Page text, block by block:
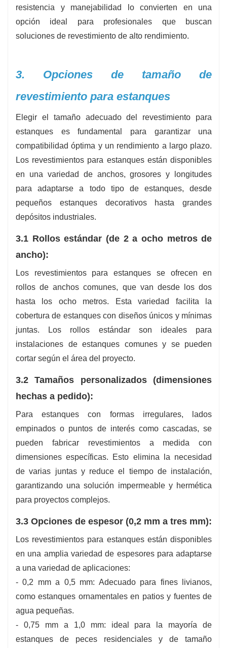
resistencia y manejabilidad lo convierten en una
opción ideal para profesionales que buscan
soluciones de revestimiento de alto rendimiento.
3. Opciones de tamaño de
revestimiento para estanques
Elegir el tamaño adecuado del revestimiento para
estanques es fundamental para garantizar una
compatibilidad óptima y un rendimiento a largo plazo.
Los revestimientos para estanques están disponibles
en una variedad de anchos, grosores y longitudes
para adaptarse a todo tipo de estanques, desde
pequeños estanques decorativos hasta grandes
depósitos industriales.
3.1 Rollos estándar (de 2 a ocho metros de
ancho):
Los revestimientos para estanques se ofrecen en
rollos de anchos comunes, que van desde los dos
hasta los ocho metros. Esta variedad facilita la
cobertura de estanques con diseños únicos y mínimas
juntas. Los rollos estándar son ideales para
instalaciones de estanques comunes y se pueden
cortar según el área del proyecto.
3.2 Tamaños personalizados (dimensiones
hechas a pedido):
Para estanques con formas irregulares, lados
empinados o puntos de interés como cascadas, se
pueden fabricar revestimientos a medida con
dimensiones específicas. Esto elimina la necesidad
de varias juntas y reduce el tiempo de instalación,
garantizando una solución impermeable y hermética
para proyectos complejos.
3.3 Opciones de espesor (0,2 mm a tres mm):
Los revestimientos para estanques están disponibles
en una amplia variedad de espesores para adaptarse
a una variedad de aplicaciones:
- 0,2 mm a 0,5 mm: Adecuado para fines livianos,
como estanques ornamentales en patios y fuentes de
agua pequeñas.
- 0,75 mm a 1,0 mm: ideal para la mayoría de
estanques de peces residenciales y de tamaño